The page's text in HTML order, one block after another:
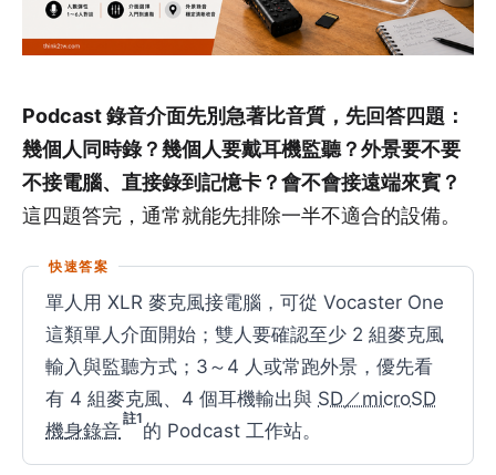
Podcast 錄音介面先別急著比音質，先回答四題：
幾個人同時錄？幾個人要戴耳機監聽？外景要不要
不接電腦、直接錄到記憶卡？會不會接遠端來賓？
這四題答完，通常就能先排除一半不適合的設備。
快速答案
單人用 XLR 麥克風接電腦，可從 Vocaster One
這類單人介面開始；雙人要確認至少 2 組麥克風
輸入與監聽方式；3～4 人或常跑外景，優先看
有 4 組麥克風、4 個耳機輸出與 SD／microSD
機身錄音
註1
的 Podcast 工作站。